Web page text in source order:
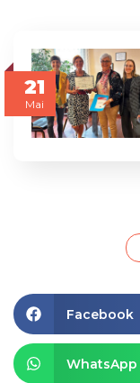
21
Mai
Facebook
WhatsApp